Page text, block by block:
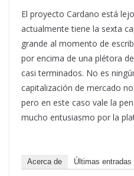
El proyecto Cardano está
actualmente tiene la sexta
grande al momento de
por encima de una plétora
casi terminados. No es
capitalización de mercado
pero en este caso vale la
mucho entusiasmo por la
Acerca de Últimas entradas